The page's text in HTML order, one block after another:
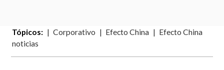
Tópicos: Corporativo Efecto China
Efecto China
noticias